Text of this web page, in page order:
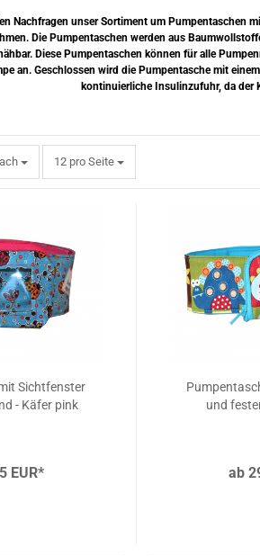
Nachfragen unser Sortiment um Pumpentaschen
Die Pumpentaschen werden aus
Diese Pumpentaschen können für alle
an. Geschlossen wird die Pumpentasche mit
kontinuierliche Insulinzufuhr, da der
12 pro Seite
pro Seite
Sichtfenster
- Käfer pink
EUR*
und
ab